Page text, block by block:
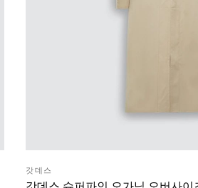
갓데스